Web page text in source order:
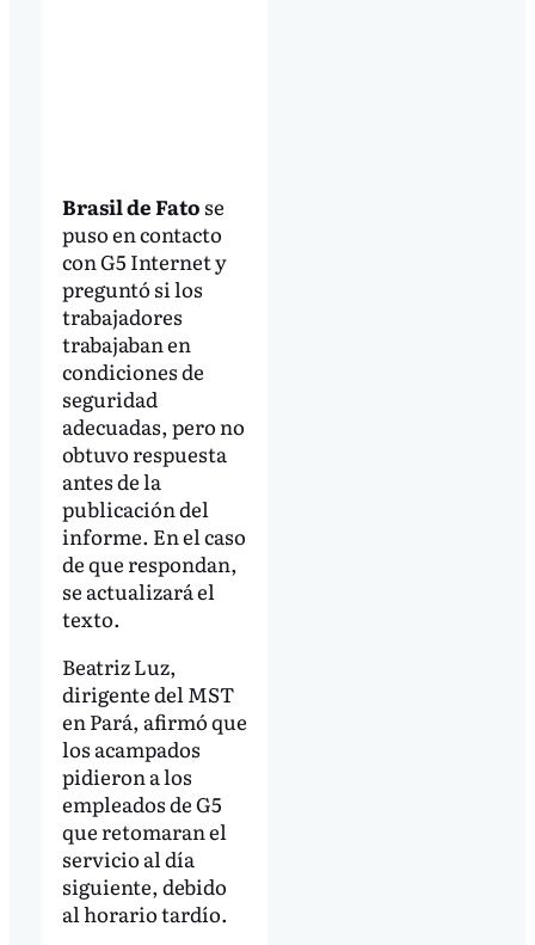
Brasil de Fato se
puso en contacto
con G5 Internet y
preguntó si los
trabajadores
trabajaban en
condiciones de
seguridad
adecuadas, pero no
obtuvo respuesta
antes de la
publicación del
informe. En el caso
de que respondan,
se actualizará el
texto.
Beatriz Luz,
dirigente del MST
en Pará, afirmó que
los acampados
pidieron a los
empleados de G5
que retomaran el
servicio al día
siguiente, debido
al horario tardío.